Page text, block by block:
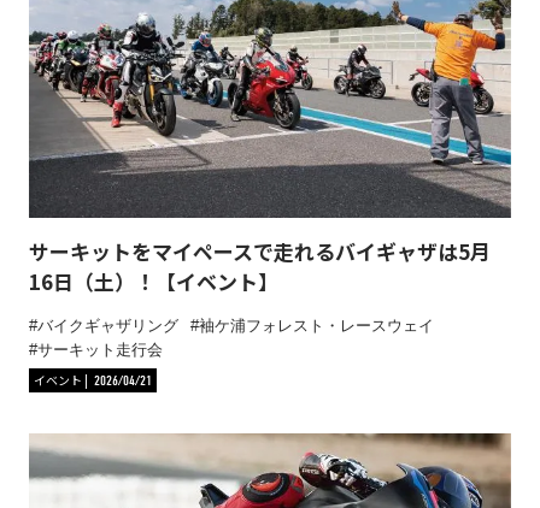
サーキットをマイペースで走れるバイギャザは5月
16日（土）！【イベント】
バイクギャザリング
袖ケ浦フォレスト・レースウェイ
サーキット走行会
イベント
2026/04/21